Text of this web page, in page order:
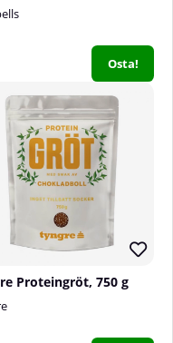
Osta!
Proteingröt, 750 g